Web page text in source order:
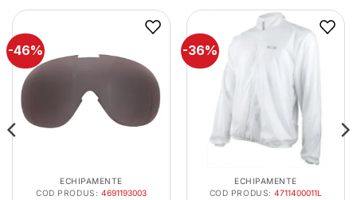
-46%
ECHIPAMENTE
COD PRODUS: 4691193003
-36%
ECHIPAMENTE
COD PRODUS:4711400011L